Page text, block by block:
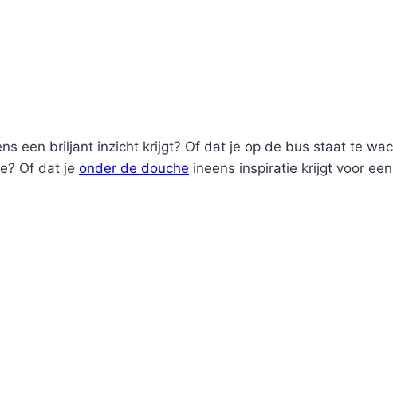
een briljant inzicht krijgt? Of dat je op de bus staat te
Of dat je onder de douche ineens inspiratie krijgt voor